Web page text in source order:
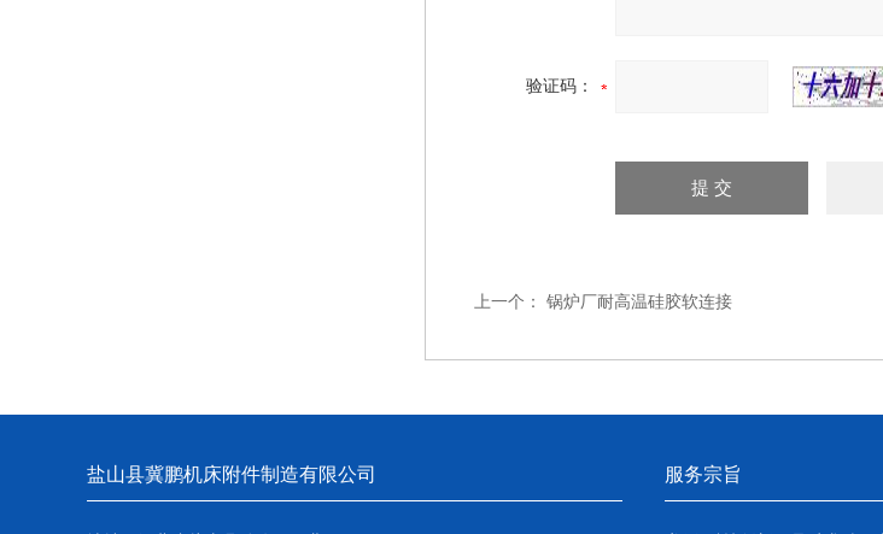
验证码：
上一个： 锅炉厂耐高温硅胶软连接
盐山县冀鹏机床附件制造有限公司 服务宗旨